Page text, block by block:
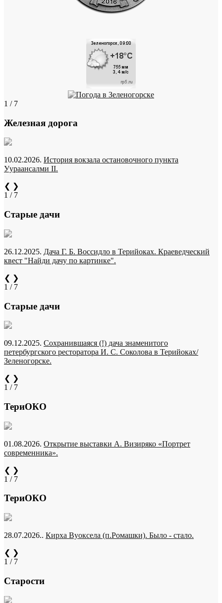
1 / 7
Железная дорога
10.02.2026. История вокзала остановочного пункта
Уураансалми II.
❮ ❯
1 / 7
Старые дачи
26.12.2025. Дача Г. Б. Воссидло в Терийоках. Краеведческий
квест "Найди дачу по картинке".
❮ ❯
1 / 7
Старые дачи
09.12.2025. Сохранившаяся (!) дача знаменитого
петербургского ресторатора И. С. Соколова в Терийоках/
Зеленогорске.
❮ ❯
1 / 7
ТериОКО
01.08.2026. Открытие выставки А. Визиряко «Портрет
современника».
❮ ❯
1 / 7
ТериОКО
28.07.2026.. Кирха Вуоксела (п.Ромашки). Было - стало.
❮ ❯
1 / 7
Старости